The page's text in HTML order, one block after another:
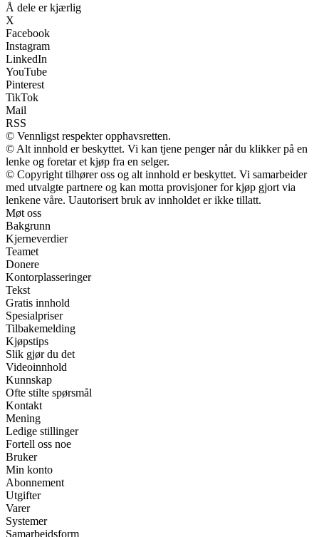
Å dele er kjærlig
X
Facebook
Instagram
LinkedIn
YouTube
Pinterest
TikTok
Mail
RSS
© Vennligst respekter opphavsretten.
© Alt innhold er beskyttet. Vi kan tjene penger når du klikker på en
lenke og foretar et kjøp fra en selger.
© Copyright tilhører oss og alt innhold er beskyttet. Vi samarbeider
med utvalgte partnere og kan motta provisjoner for kjøp gjort via
lenkene våre. Uautorisert bruk av innholdet er ikke tillatt.
Møt oss
Bakgrunn
Kjerneverdier
Teamet
Donere
Kontorplasseringer
Tekst
Gratis innhold
Spesialpriser
Tilbakemelding
Kjøpstips
Slik gjør du det
Videoinnhold
Kunnskap
Ofte stilte spørsmål
Kontakt
Mening
Ledige stillinger
Fortell oss noe
Bruker
Min konto
Abonnement
Utgifter
Varer
Systemer
Samarbeidsform